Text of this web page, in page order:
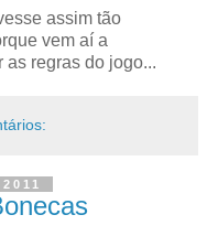
assim tão
vem aí a
regras do jogo...